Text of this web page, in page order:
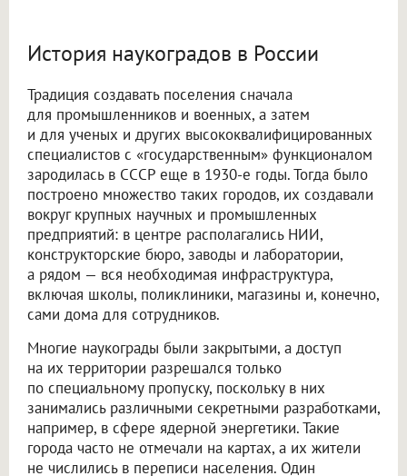
История наукоградов в России
Традиция создавать поселения сначала
для промышленников и военных, а затем
и для ученых и других высококвалифицированных
специалистов с «государственным» функционалом
зародилась в СССР еще в 1930-е годы. Тогда было
построено множество таких городов, их создавали
вокруг крупных научных и промышленных
предприятий: в центре располагались НИИ,
конструкторские бюро, заводы и лаборатории,
а рядом — вся необходимая инфраструктура,
включая школы, поликлиники, магазины и, конечно,
сами дома для сотрудников.
Многие наукограды были закрытыми, а доступ
на их территории разрешался только
по специальному пропуску, поскольку в них
занимались различными секретными разработками,
например, в сфере ядерной энергетики. Такие
города часто не отмечали на картах, а их жители
не числились в переписи населения. Один